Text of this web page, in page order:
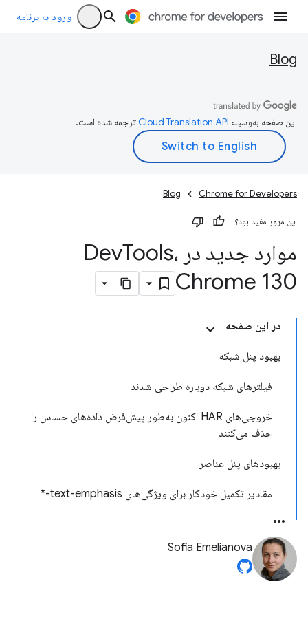
ورود به برنامه
Blog
این صفحه به‌وسیله ترجمه شده است.
Chrome for Developers
Blog
این مرور مفید بود؟
موارد جدید در Dev Tools،
Chrome 130
در این صفحه
بهبود پنل شبکه
فیلترهای شبکه دوباره طراحی شدند
خروجی‌های HAR اکنون به‌طور پیش‌فرض داده‌های حساس را
حذف می‌کنند
بهبودهای پنل عناصر
مقادیر تکمیل خودکار برای ویژگی‌های text-emphasis-*
Sofia Emelianova